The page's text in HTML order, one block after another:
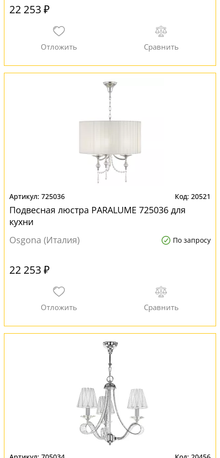
22 253 ₽
725036 20521
Подвесная люстра PARALUME 725036 для
кухни
Osgona (Италия)
По запросу
22 253 ₽